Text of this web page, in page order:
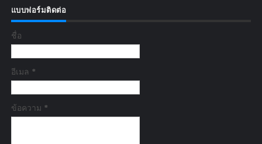
แบบฟอร์มติดต่อ
ชื่อ
อีเมล *
ข้อความ *